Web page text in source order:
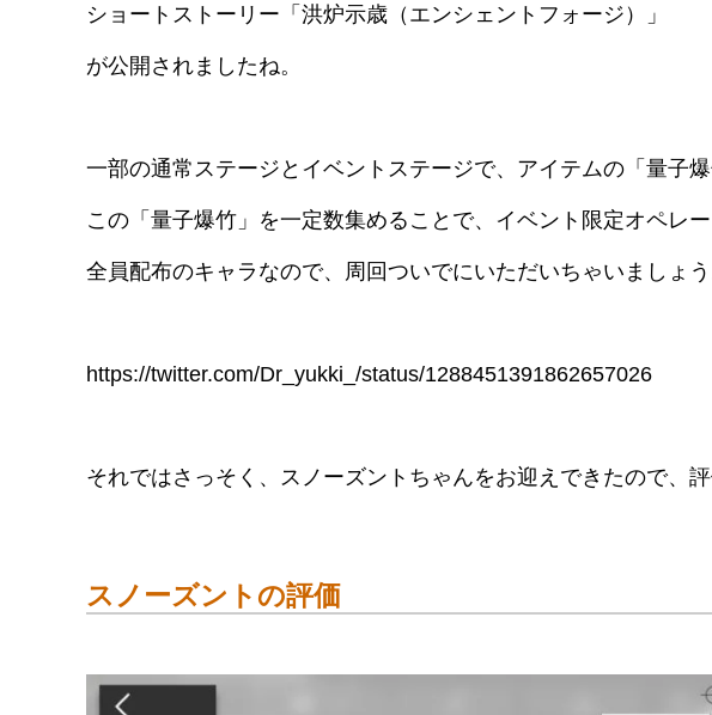
ショートストーリー「洪炉示歳（エンシェントフォージ）」
が公開されましたね。
一部の通常ステージとイベントステージで、アイテムの「量子
この「量子爆竹」を一定数集めることで、イベント限定オペレ
全員配布のキャラなので、周回ついでにいただいちゃいましょう
https://twitter.com/Dr_yukki_/status/1288451391862657026
それではさっそく、スノーズントちゃんをお迎えできたので、
スノーズントの評価